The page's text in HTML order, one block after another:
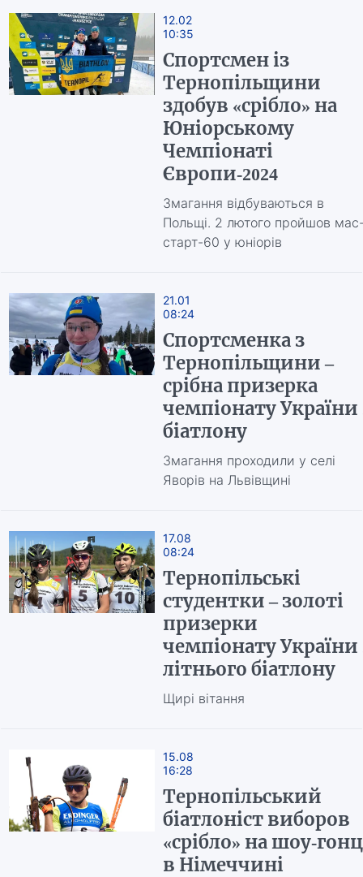
12.02
10:35
Спортсмен із
Тернопільщини
здобув «срібло» на
Юніорському
Чемпіонаті
Європи-2024
Змагання відбуваються в
Польщі. 2 лютого пройшов
старт-60 у юніорів
21.01
08:24
Спортсменка з
Тернопільщини –
срібна призерка
чемпіонату України
біатлону
Змагання проходили у селі
Яворів на Львівщині
17.08
08:24
Тернопільські
студентки – золоті
призерки
чемпіонату України
літнього біатлону
Щирі вітання
15.08
16:28
Тернопільський
біатлоніст виборов
«срібло» на шоу-
в Німеччині